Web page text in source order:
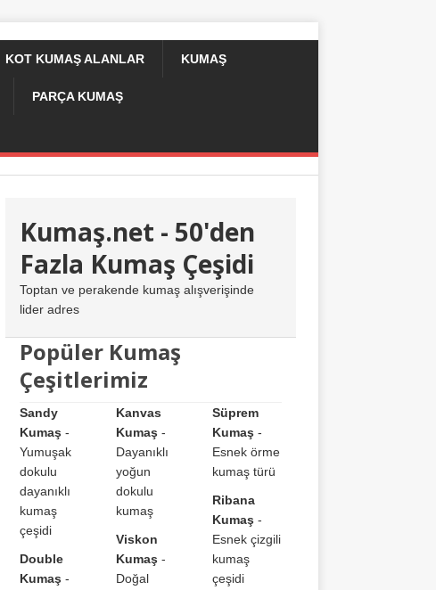
KOT KUMAŞ ALANLAR KUMAŞ
PARÇA KUMAŞ
Kumaş.net - 50'den
Fazla Kumaş Çeşidi
Toptan ve perakende kumaş alışverişinde
lider adres
Popüler Kumaş
Çeşitlerimiz
Sandy
Kumaş -
Yumuşak
dokulu
dayanıklı
kumaş
çeşidi
Double
Kumaş -
Kanvas
Kumaş -
Dayanıklı
yoğun
dokulu
kumaş
Viskon
Kumaş -
Doğal
Süprem
Kumaş -
Esnek örme
kumaş türü
Ribana
Kumaş -
Esnek çizgili
kumaş
çeşidi